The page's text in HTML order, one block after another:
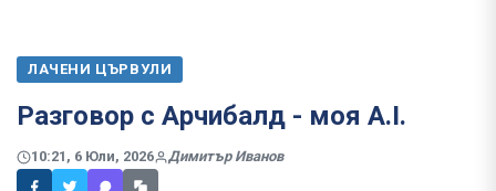
ЛАЧЕНИ ЦЪРВУЛИ
Разговор с Арчибалд - моя A.I.
10:21, 6 Юли, 2026 Димитър Иванов